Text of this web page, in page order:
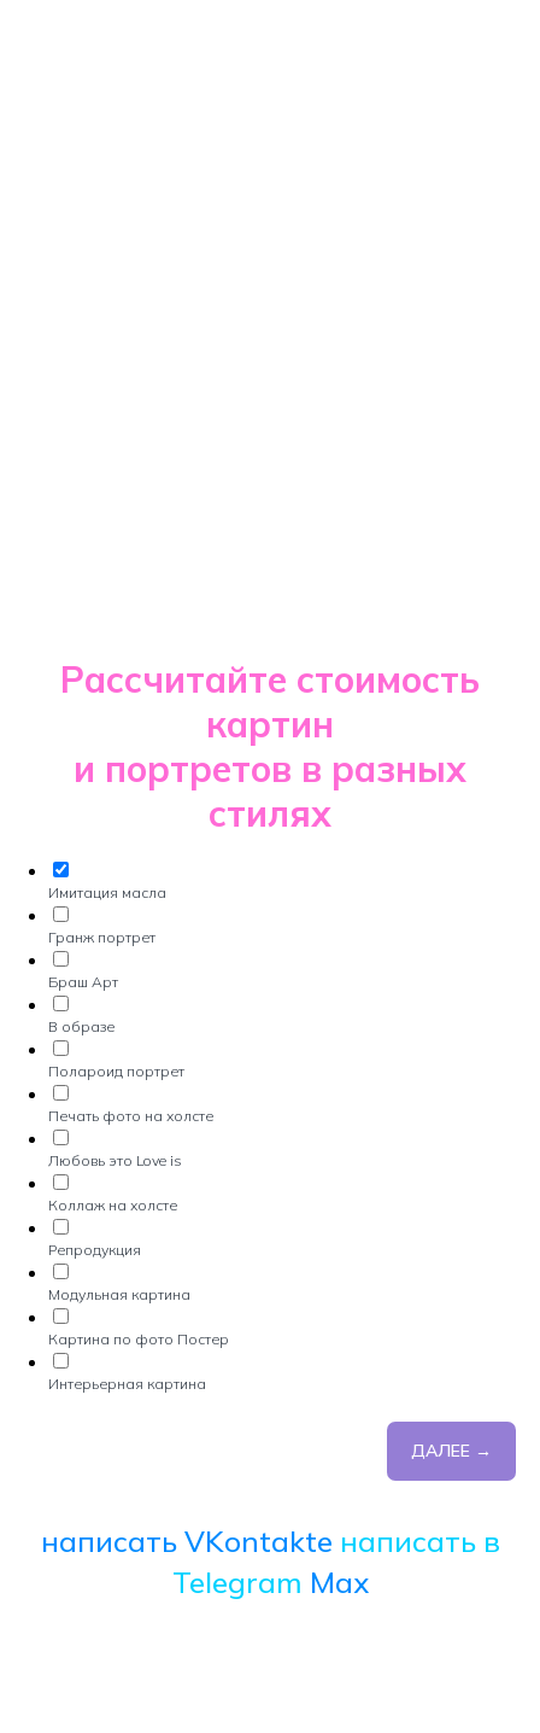
Рассчитайте стоимость
картин
и портретов в разных
стилях
Имитация масла
Гранж портрет
Браш Арт
В образе
Полароид портрет
Печать фото на холсте
Любовь это Love is
Коллаж на холсте
Репродукция
Модульная картина
Картина по фото Постер
Интерьерная картина
ДАЛЕЕ →
написать VKontakte написать в
Telegram Max